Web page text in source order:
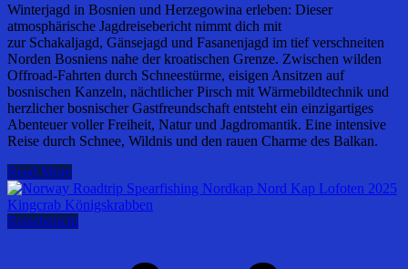
Winterjagd in Bosnien und Herzegowina erleben: Dieser
atmosphärische Jagdreisebericht nimmt dich mit
zur Schakaljagd, Gänsejagd und Fasanenjagd im tief verschneiten
Norden Bosniens nahe der kroatischen Grenze. Zwischen wilden
Offroad-Fahrten durch Schneestürme, eisigen Ansitzen auf
bosnischen Kanzeln, nächtlicher Pirsch mit Wärmebildtechnik und
herzlicher bosnischer Gastfreundschaft entsteht ein einzigartiges
Abenteuer voller Freiheit, Natur und Jagdromantik. Eine intensive
Reise durch Schnee, Wildnis und den rauen Charme des Balkan.
Read More
Reisebericht